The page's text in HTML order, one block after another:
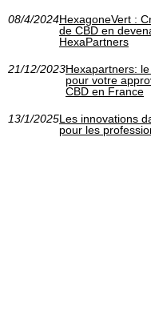
08/4/2024HexagoneVert :
de CBD en
HexaPartners
21/12/2023Hexapartners:
pour votre
CBD en France
13/1/2025Les innovations
pour les